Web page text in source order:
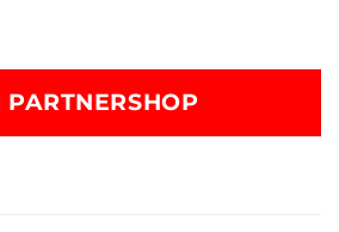
PARTNERSHOP